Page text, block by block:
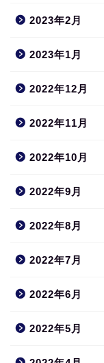
2023年2月
2023年1月
2022年12月
2022年11月
2022年10月
2022年9月
2022年8月
2022年7月
2022年6月
2022年5月